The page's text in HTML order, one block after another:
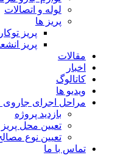
لوله و اتصالات
پریز ها
پریز
پریز
مقالات
اخبار
کاتالوگ
ویدیو ها
مراحل اجرای
بازدید پروژه
تعیین محل پریز
تعیین نوع
تماس با ما